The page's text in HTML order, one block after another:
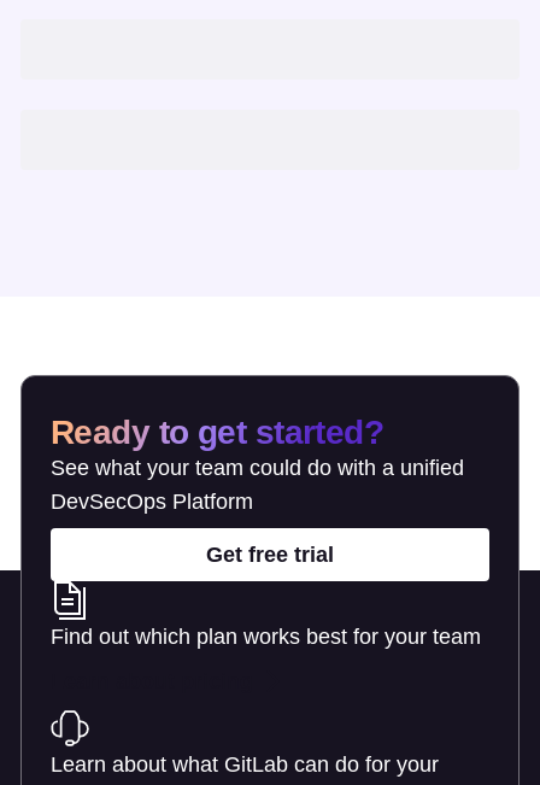
Ready to get started?
See what your team could do with a unified
DevSecOps Platform
Get free trial
Find out which plan works best for your team
Learn about what GitLab can do for your